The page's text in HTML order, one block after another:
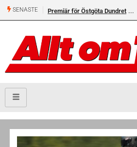
SENASTE Premiär för Östgöta Dundret